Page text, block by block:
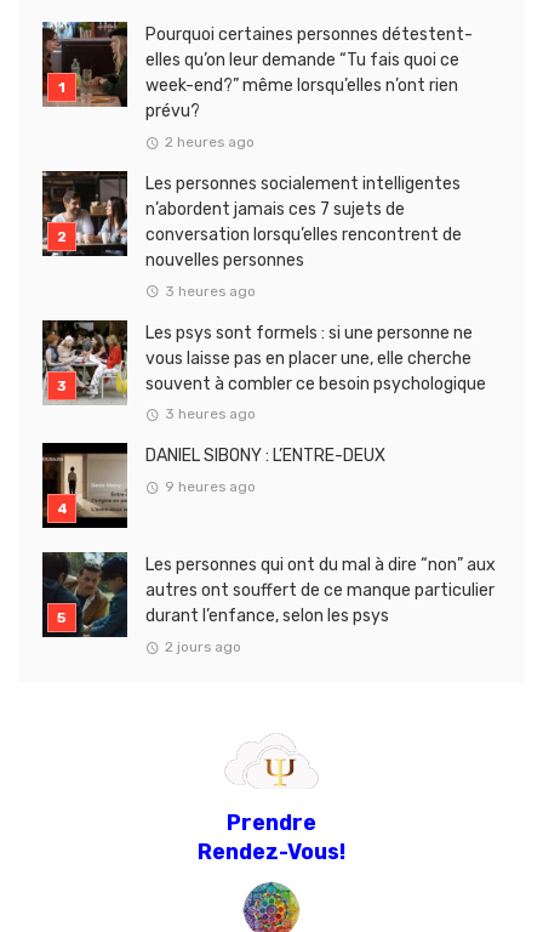
Pourquoi certaines personnes détestent-
elles qu’on leur demande “Tu fais quoi ce
week-end?” même lorsqu’elles n’ont rien
prévu?
2 heures ago
Les personnes socialement intelligentes
n’abordent jamais ces 7 sujets de
conversation lorsqu’elles rencontrent de
nouvelles personnes
3 heures ago
Les psys sont formels : si une personne ne
vous laisse pas en placer une, elle cherche
souvent à combler ce besoin psychologique
3 heures ago
DANIEL SIBONY : L’ENTRE-DEUX
9 heures ago
Les personnes qui ont du mal à dire “non” aux
autres ont souffert de ce manque particulier
durant l’enfance, selon les psys
2 jours ago
Prendre
Rendez-Vous!